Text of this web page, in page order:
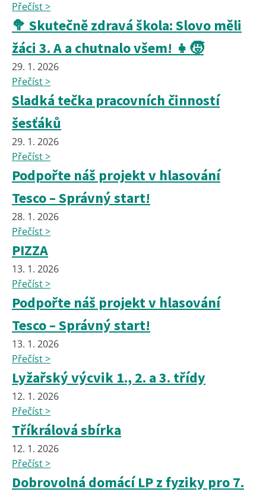
Přečíst >
🥦 Skutečně zdravá škola: Slovo měli
žáci 3. A a chutnalo všem! 👧🧒
29. 1. 2026
Přečíst >
Sladká tečka pracovních činností
šesťáků
29. 1. 2026
Přečíst >
Podpořte náš projekt v hlasování
Tesco – Správný start!
28. 1. 2026
Přečíst >
PIZZA
13. 1. 2026
Přečíst >
Podpořte náš projekt v hlasování
Tesco – Správný start!
13. 1. 2026
Přečíst >
Lyžařský výcvik 1., 2. a 3. třídy
12. 1. 2026
Přečíst >
Tříkrálová sbírka
12. 1. 2026
Přečíst >
Dobrovolná domácí LP z fyziky pro 7.